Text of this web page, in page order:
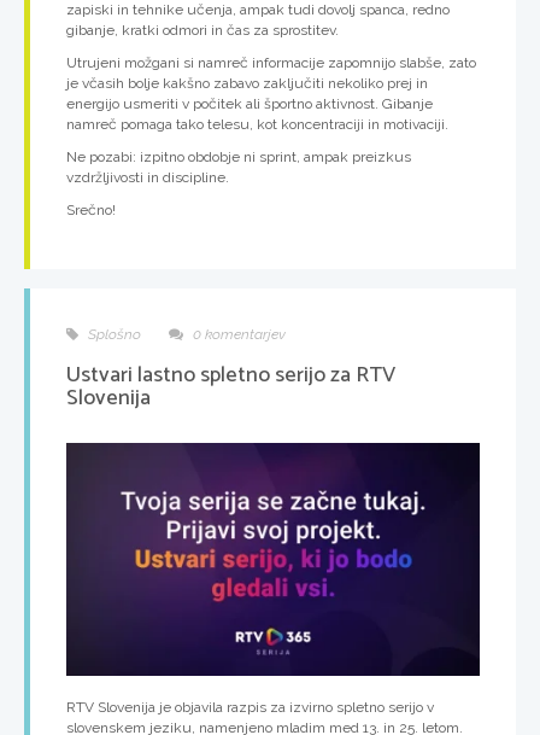
zapiski in tehnike učenja, ampak tudi dovolj spanca, redno
gibanje, kratki odmori in čas za sprostitev.
Utrujeni možgani si namreč informacije zapomnijo slabše, zato
je včasih bolje kakšno zabavo zaključiti nekoliko prej in
energijo usmeriti v počitek ali športno aktivnost. Gibanje
namreč pomaga tako telesu, kot koncentraciji in motivaciji.
Ne pozabi: izpitno obdobje ni sprint, ampak preizkus
vzdržljivosti in discipline.
Srečno!
Splošno 0 komentarjev
Ustvari lastno spletno serijo za RTV
Slovenija
RTV Slovenija je objavila razpis za izvirno spletno serijo v
slovenskem jeziku, namenjeno mladim med 13. in 25. letom.